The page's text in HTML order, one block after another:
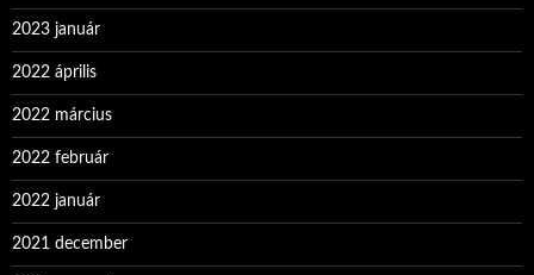
2023 január
2022 április
2022 március
2022 február
2022 január
2021 december